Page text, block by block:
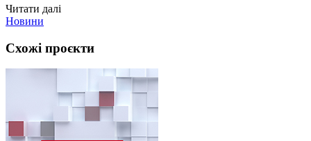
Читати далі
Новини
Схожі проєкти